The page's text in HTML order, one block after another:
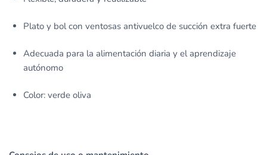
Plato y bol con ventosas antivuelco de succión extra fuerte
Adecuada para la alimentación diaria y el aprendizaje
autónomo
Color: verde oliva